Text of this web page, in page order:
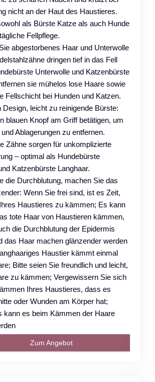
nicht an der Haut des Haustieres.
als Bürste Katze als auch Hunde
Fellpflege.
abgestorbenes Haar und Unterwolle
dringen tief in das Fell
Unterwolle und Katzenbürste
sie mühelos lose Haare sowie
Fellschicht bei Hunden und Katzen.
Design, leicht zu reinigende Bürste:
blauen Knopf am Griff betätigen, um
Ablagerungen zu entfernen.
Zähne sorgen für unkomplizierte
– optimal als Hundebürste
Katzenbürste Langhaar.
die Durchblutung, machen Sie das
Wenn Sie frei sind, ist es Zeit,
Haustieres zu kämmen; Es kann
tote Haar von Haustieren kämmen,
die Durchblutung der Epidermis
das Haar machen glänzender werden
Haustier kämmt einmal
Bitte seien Sie freundlich und leicht,
zu kämmen; Vergewissern Sie sich
Ihres Haustieres, dass es
oder Wunden am Körper hat;
kann es beim Kämmen der Haare
Zum Angebot